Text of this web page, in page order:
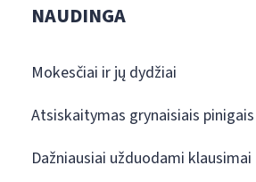
NAUDINGA
Mokesčiai ir jų dydžiai
Atsiskaitymas grynaisiais pinigais
Dažniausiai užduodami klausimai